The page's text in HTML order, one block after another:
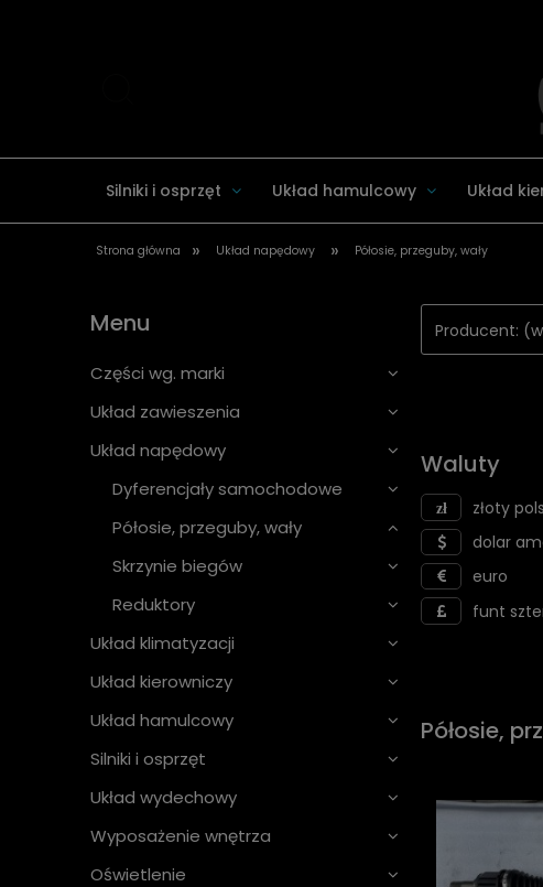
Silniki i osprzęt Układ hamulcowy Układ
Układ zawieszenia Części wg. marki
Strona główna » Układ napędowy » Półosie, przeguby, wały
Menu
Części wg. marki
Układ zawieszenia
Układ napędowy
Dyferencjały samochodowe
Półosie, przeguby, wały
Skrzynie biegów
Reduktory
Układ klimatyzacji
Układ kierowniczy
Układ hamulcowy
Silniki i osprzęt
Układ wydechowy
Wyposażenie wnętrza
Oświetlenie
Producent:
Waluty
złoty
dolar
euro
funt
Półosie,